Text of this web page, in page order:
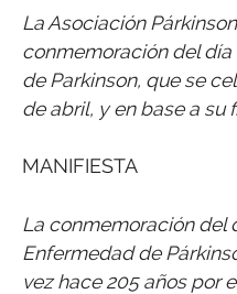
La Asociación
conmemoración del
de Parkinson, que se
de abril, y en base a su
MANIFIESTA
La conmemoración del
Enfermedad de
vez hace 205 años por